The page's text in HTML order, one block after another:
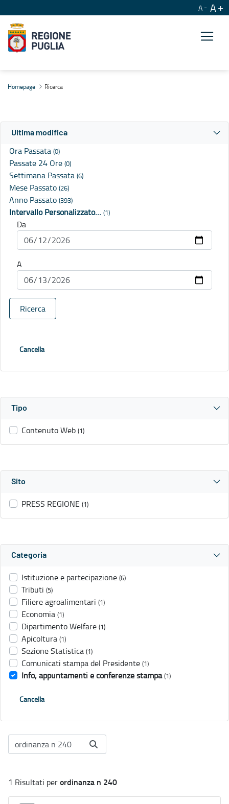
A A
Homepage Ricerca
Ultima modifica
Ora Passata (0)
Passate 24 Ore (0)
Settimana Passata (6)
Mese Passato (26)
Anno Passato (393)
Intervallo Personalizzato… (1)
Da
A
Ricerca
Cancella
Tipo
Contenuto Web (1)
Sito
PRESS REGIONE (1)
Categoria
Istituzione e partecipazione (6)
Tributi (5)
Filiere agroalimentari (1)
Economia (1)
Dipartimento Welfare (1)
Apicoltura (1)
Sezione Statistica (1)
Comunicati stampa del Presidente (1)
Info, appuntamenti e conferenze stampa (1)
Cancella
1 Risultati perordinanza n 240